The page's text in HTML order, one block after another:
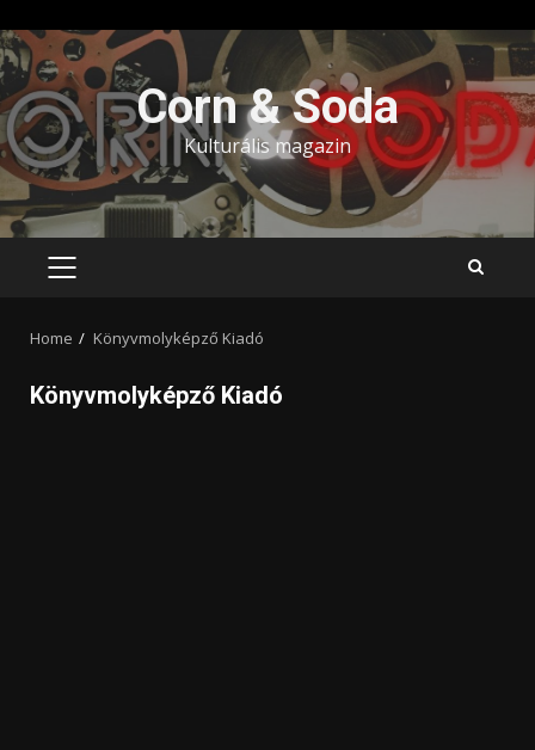
Skip
to
content
Corn & Soda
Kulturális magazin
PRIMARY
Home Könyvmolyképző Kiadó
Könyvmolyképző Kiadó